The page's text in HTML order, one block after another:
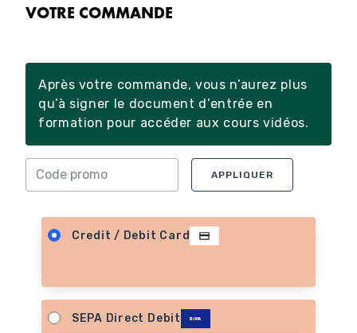
VOTRE COMMANDE
Après votre commande, vous n’aurez plus
qu’à signer le document d’entrée en
formation pour accéder aux cours vidéos.
APPLIQUER
Credit / Debit Card
SEPA Direct Debit